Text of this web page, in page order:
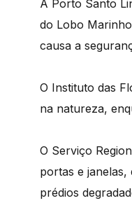
A Porto Santo
do Lobo
causa a
O Instituto das
na natureza,
O Serviço
portas e
prédios